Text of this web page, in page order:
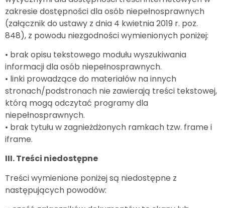
zakresie dostępności dla osób niepełnosprawnych
(załącznik do ustawy z dnia 4 kwietnia 2019 r. poz.
848), z powodu niezgodności wymienionych poniżej:
• brak opisu tekstowego modułu wyszukiwania
informacji dla osób niepełnosprawnych.
• linki prowadzące do materiałów na innych
stronach/podstronach nie zawierają treści tekstowej,
którą mogą odczytać programy dla
niepełnosprawnych.
• brak tytułu w zagnieżdżonych ramkach tzw. frame i
iframe.
III. Treści niedostępne
Treści wymienione poniżej są niedostępne z
następujących powodów: